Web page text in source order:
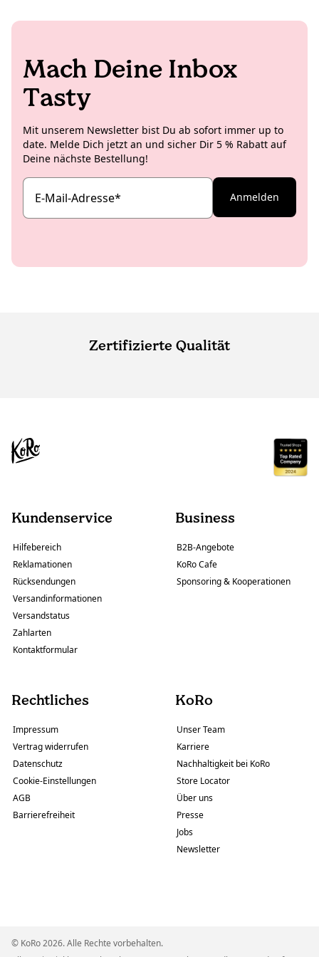
Mach Deine Inbox
Tasty
Mit unserem Newsletter bist Du ab sofort immer up to
date. Melde Dich jetzt an und sicher Dir 5 % Rabatt auf
Deine nächste Bestellung!
E-Mail-Adresse* Anmelden
Zertifizierte Qualität
Kundenservice
Hilfebereich
Reklamationen
Rücksendungen
Versandinformationen
Versandstatus
Zahlarten
Kontaktformular
Business
B2B-Angebote
KoRo Cafe
Sponsoring & Kooperationen
Rechtliches
Impressum
Vertrag widerrufen
Datenschutz
Cookie-Einstellungen
AGB
Barrierefreiheit
KoRo
Unser Team
Karriere
Nachhaltigkeit bei KoRo
Store Locator
Über uns
Presse
Jobs
Newsletter
© KoRo 2026. Alle Rechte vorbehalten.